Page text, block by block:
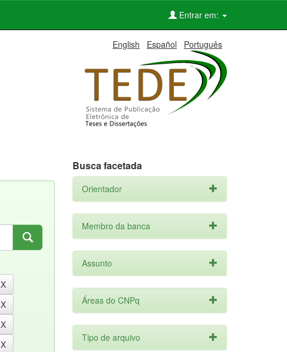
Entrar em:
English Español Português
Busca facetada
Orientador
Membro da banca
Assunto
Áreas do CNPq
Tipo de arquivo